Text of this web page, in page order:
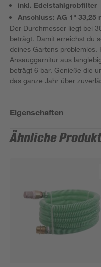
inkl. Edelstahlgrobfilter
Anschluss: AG 1" 33,25
Der Durchmesser liegt bei
beträgt. Damit erreichst du
deines Gartens problemlos.
Ansauggarnitur aus
beträgt 6 bar. Genieße die
das ganze Jahr über
Eigenschaften
Ähnliche